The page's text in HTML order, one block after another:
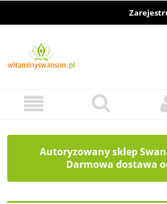
Autoryzowany sklep
Darmowa dostawa